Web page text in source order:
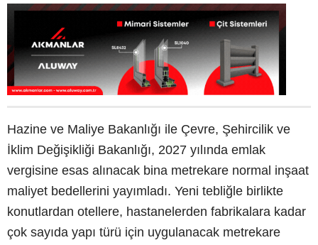
Hazine ve Maliye Bakanlığı ile Çevre, Şehircilik ve
İklim Değişikliği Bakanlığı, 2027 yılında emlak
vergisine esas alınacak bina metrekare normal inşaat
maliyet bedellerini yayımladı. Yeni tebliğle birlikte
konutlardan otellere, hastanelerden fabrikalara kadar
çok sayıda yapı türü için uygulanacak metrekare